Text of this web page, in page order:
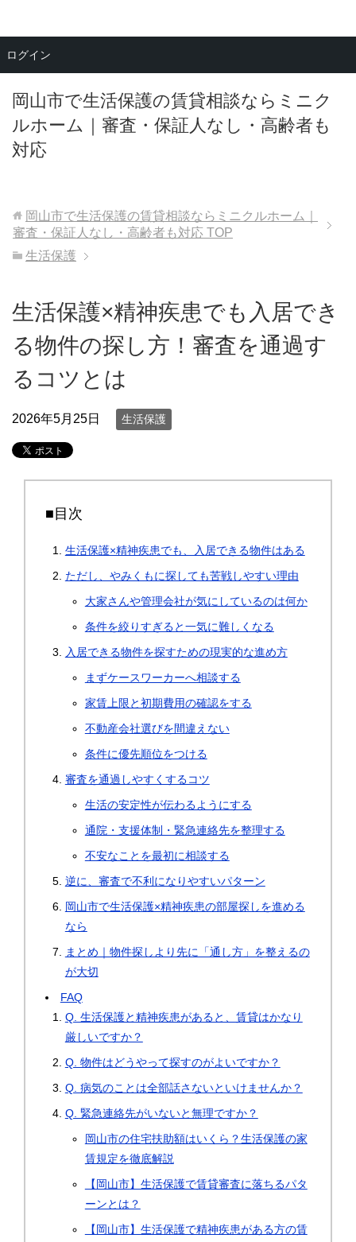
岡山市で生活保護の賃貸相談ならミニク
ルホーム｜審査・保証人なし・高齢者も
対応
メニュー
岡山市で生活保護の賃貸相談ならミニクルホーム｜
審査・保証人なし・高齢者も対応 TOP
生活保護
生活保護×精神疾患でも入居でき
る物件の探し方！審査を通過す
るコツとは
2026年5月25日 生活保護
■目次
生活保護×精神疾患でも、入居できる物件はある
ただし、やみくもに探しても苦戦しやすい理由
大家さんや管理会社が気にしているのは何か
条件を絞りすぎると一気に難しくなる
入居できる物件を探すための現実的な進め方
まずケースワーカーへ相談する
家賃上限と初期費用の確認をする
不動産会社選びを間違えない
条件に優先順位をつける
審査を通過しやすくするコツ
生活の安定性が伝わるようにする
通院・支援体制・緊急連絡先を整理する
不安なことを最初に相談する
逆に、審査で不利になりやすいパターン
岡山市で生活保護×精神疾患の部屋探しを進める
なら
まとめ｜物件探しより先に「通し方」を整えるの
が大切
FAQ
Q. 生活保護と精神疾患があると、賃貸はかなり
厳しいですか？
Q. 物件はどうやって探すのがよいですか？
Q. 病気のことは全部話さないといけませんか？
Q. 緊急連絡先がいないと無理ですか？
岡山市の住宅扶助額はいくら？生活保護の家
賃規定を徹底解説
【岡山市】生活保護で賃貸審査に落ちるパタ
ーンとは？
【岡山市】生活保護で精神疾患がある方の賃
ログイン